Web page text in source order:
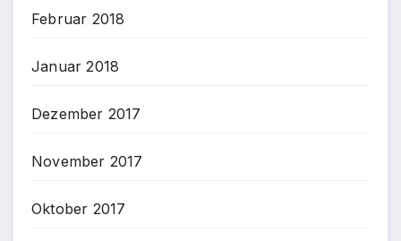
Februar 2018
Januar 2018
Dezember 2017
November 2017
Oktober 2017